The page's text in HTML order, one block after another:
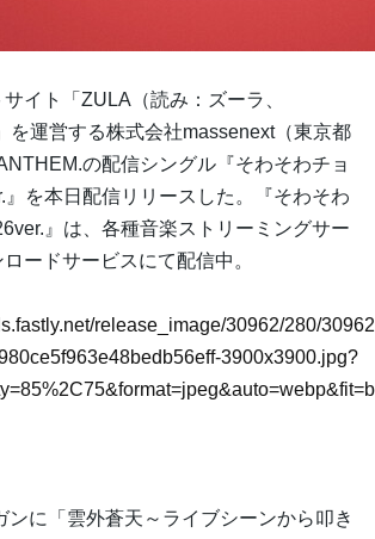
イト「ZULA（読み：ズーラ、
を運営する株式会社massenext（東京都
の配信シングル『そわそわチョ
』を本日配信リリースした。『そわそわ
』は、各種音楽ストリーミングサー
ードサービスにて配信中。
release_image/30962/280/
3900x3900.jpg?
ンに「雲外蒼天～ライブシーンから叩き